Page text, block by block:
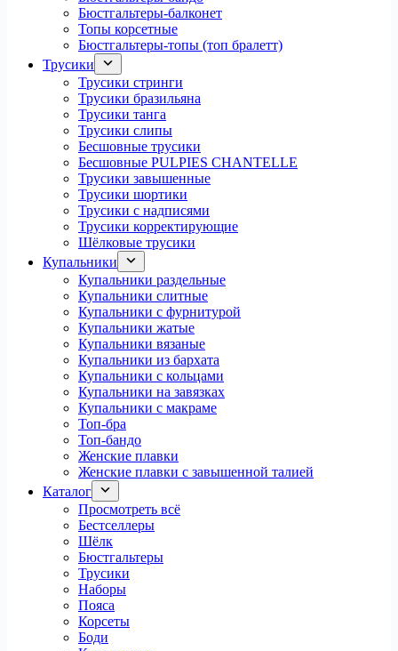
Бюстгальтеры-балконет
Топы корсетные
Бюстгальтеры-топы (топ бралетт)
Трусики
Трусики стринги
Трусики бразильяна
Трусики танга
Трусики слипы
Бесшовные трусики
Бесшовные PULPIES CHANTELLE
Трусики завышенные
Трусики шортики
Трусики с надписями
Трусики корректирующие
Шёлковые трусики
Купальники
Купальники раздельные
Купальники слитные
Купальники с фурнитурой
Купальники жатые
Купальники вязаные
Купальники из бархата
Купальники с кольцами
Купальники на завязках
Купальники с макраме
Топ-бра
Топ-бандо
Женские плавки
Женские плавки с завышенной талией
Каталог
Просмотреть всё
Бестселлеры
Шёлк
Бюстгальтеры
Трусики
Наборы
Пояса
Корсеты
Боди